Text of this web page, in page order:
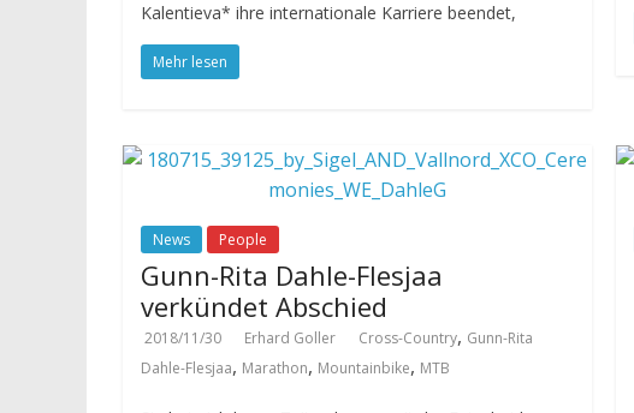
Kalentieva* ihre internationale Karriere beendet,
Mehr lesen
News People
Gunn-Rita Dahle-Flesjaa
verkündet Abschied
2018/11/30 Erhard Goller Cross-Country, Gunn-Rita
Dahle-Flesjaa, Marathon, Mountainbike, MTB